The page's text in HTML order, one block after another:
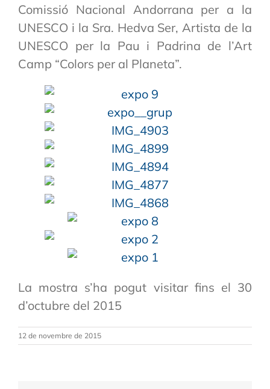
Comissió Nacional Andorrana per a la
UNESCO i la Sra. Hedva Ser, Artista de la
UNESCO per la Pau i Padrina de l’Art
Camp “Colors per al Planeta”.
La mostra s’ha pogut visitar fins el 30
d’octubre del 2015
12 de novembre de 2015